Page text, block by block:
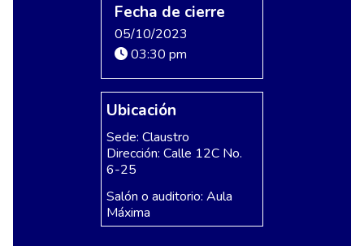
Fecha de cierre
05/10/2023
03:30 pm
Ubicación
Sede: Claustro
Dirección: Calle 12C No.
6-25
Salón o auditorio: Aula
Máxima